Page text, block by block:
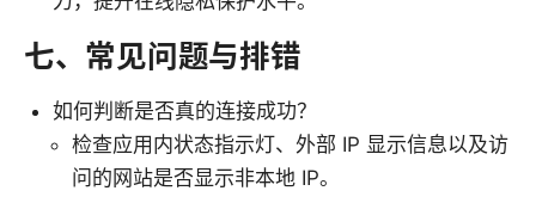
七、常见问题与排错
如何判断是否真的连接成功？
检查应用内状态指示灯、外部 IP 显示信息以及访
问的网站是否显示非本地 IP。